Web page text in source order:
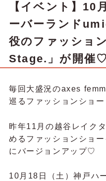
【イベント】10
ーバーランド
役のファッショ
Stage.」が開催♡
毎回大盛況のaxes
巡るファッションショ
昨年11月の越谷レイク
めるファッションショ
にバージョンアップ♡
10月18日（土）神戸ハ